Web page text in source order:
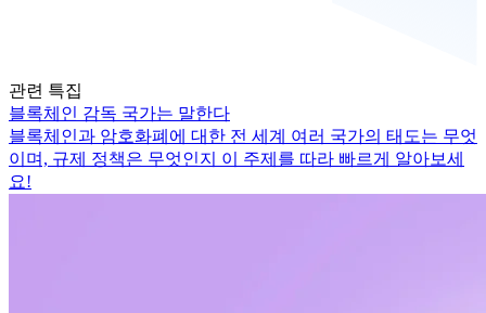
관련 특집
블록체인 감독 국가는 말한다
블록체인과 암호화폐에 대한 전 세계 여러 국가의 태도는 무엇
이며, 규제 정책은 무엇인지 이 주제를 따라 빠르게 알아보세
요!